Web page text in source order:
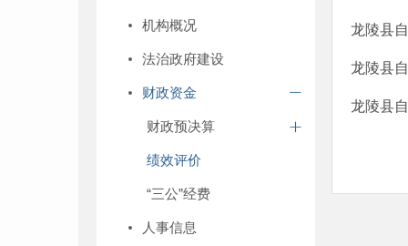
机构概况
法治政府建设
财政资金
财政预决算
绩效评价
“三公”经费
人事信息
龙陵县
龙陵县
龙陵县